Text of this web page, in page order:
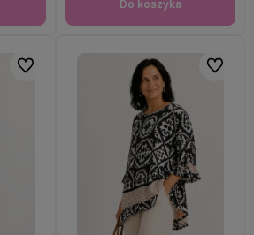
Do koszyka
Do ulubionych Do